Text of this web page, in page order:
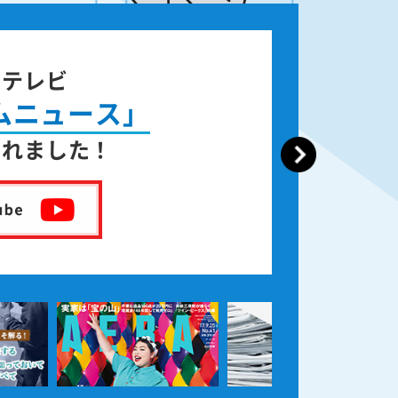
書籍出版
亡くなった後の遺品整理
を出版しました！